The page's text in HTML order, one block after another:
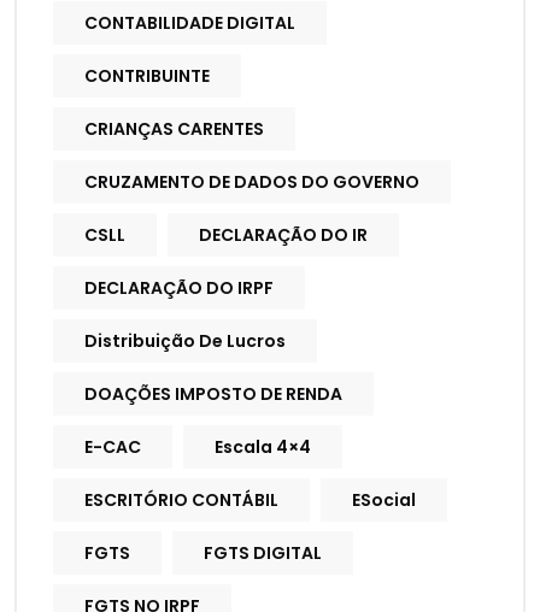
CONTABILIDADE DIGITAL
CONTRIBUINTE
CRIANÇAS CARENTES
CRUZAMENTO DE DADOS DO GOVERNO
CSLL DECLARAÇÃO DO IR
DECLARAÇÃO DO IRPF
Distribuição De Lucros
DOAÇÕES IMPOSTO DE RENDA
E-CAC Escala 4×4
ESCRITÓRIO CONTÁBIL ESocial
FGTS FGTS DIGITAL
FGTS NO IRPF